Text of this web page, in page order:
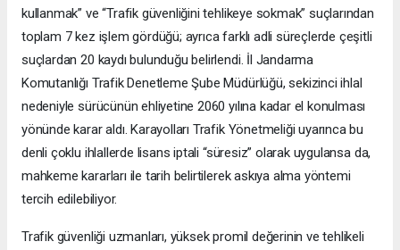
kullanmak” ve “Trafik güvenliğini tehlikeye sokmak” suçlarından
toplam 7 kez işlem gördüğü; ayrıca farklı adli süreçlerde çeşitli
suçlardan 20 kaydı bulunduğu belirlendi. İl Jandarma
Komutanlığı Trafik Denetleme Şube Müdürlüğü, sekizinci ihlal
nedeniyle sürücünün ehliyetine 2060 yılına kadar el konulması
yönünde karar aldı. Karayolları Trafik Yönetmeliği uyarınca bu
denli çoklu ihlallerde lisans iptali “süresiz” olarak uygulansa da,
mahkeme kararları ile tarih belirtilerek askıya alma yöntemi
tercih edilebiliyor.
Trafik güvenliği uzmanları, yüksek promil değerinin ve tehlikeli